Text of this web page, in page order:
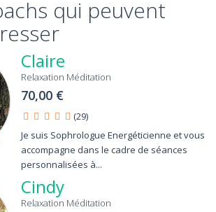
Relaxation Méditation
Méditation
Méditation
qui peuvent
Claire
Relaxation Méditation
70,00 €
(29)
Je suis Sophrologue Energéticienne et vous
accompagne dans le cadre de séances
personnalisées à...
Cindy
Relaxation Méditation